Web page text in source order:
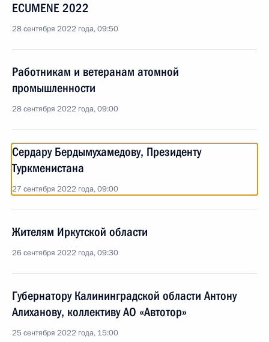
ECUMENE 2022
28 сентября 2022 года, 09:50
Работникам и ветеранам атомной
промышленности
28 сентября 2022 года, 09:00
Сердару Бердымухамедову, Президенту
Туркменистана
27 сентября 2022 года, 09:00
Жителям Иркутской области
26 сентября 2022 года, 09:30
Губернатору Калининградской области Антону
Алиханову, коллективу АО «Автотор»
25 сентября 2022 года, 15:00